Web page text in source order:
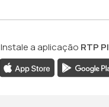
Instale a aplicação RTP